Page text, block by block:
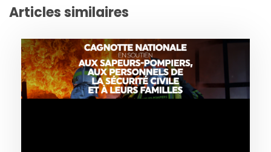
Articles similaires